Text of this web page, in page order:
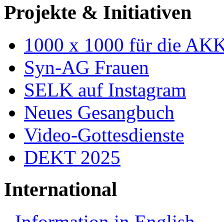
Projekte & Initiativen
1000 x 1000 für die
Syn-AG Frauen
SELK auf Instagram
Neues Gesangbuch
Video-Gottesdienste
DEKT 2025
International